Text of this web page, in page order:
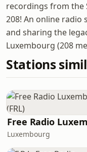
recordings from the
208! An online radio
and sharing the
Luxembourg (208
Stations
Luxembourg